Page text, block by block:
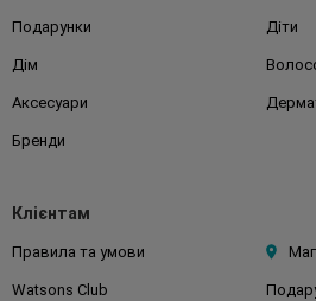
Подарунки Діти
Дім
Аксесуари
Бренди
Клієнтам
Правила та умови
Watsons Club